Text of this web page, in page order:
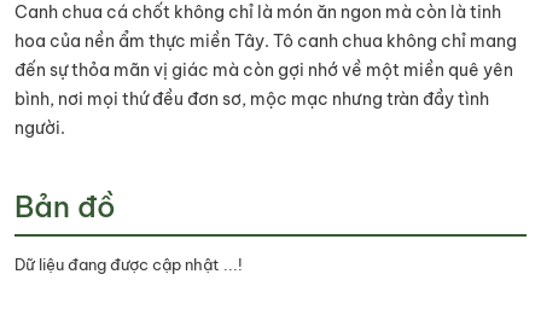
Canh chua cá chốt không chỉ là món ăn ngon mà còn là tinh
hoa của nền ẩm thực miền Tây. Tô canh chua không chỉ mang
đến sự thỏa mãn vị giác mà còn gợi nhớ về một miền quê yên
bình, nơi mọi thứ đều đơn sơ, mộc mạc nhưng tràn đầy tình
người.
Bản đồ
Dữ liệu đang được cập nhật ...!